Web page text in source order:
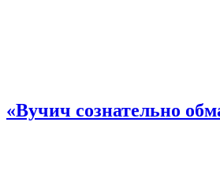
«Вучич сознательно